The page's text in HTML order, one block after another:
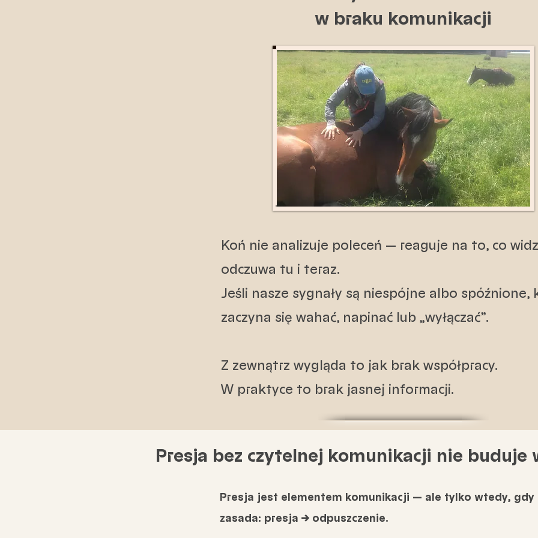
w braku komunikacji
Koń nie analizuje poleceń — reaguje na to, co
odczuwa tu i teraz.
Jeśli nasze sygnały są niespójne albo spóźnione,
zaczyna się wahać, napinać lub „wyłączać”.​
Z zewnątrz wygląda to jak brak współpracy.
W praktyce to brak jasnej informacji.
Presja bez czytelnej komunikacji nie buduje
Presja jest elementem komunikacji — ale tylko wtedy, gdy
zasada: presja → odpuszczenie.